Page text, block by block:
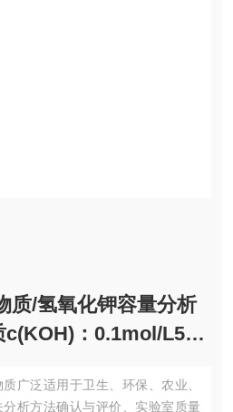
质/氢氧化钾容量分析
：0.1mol/L500
广泛适用于卫生、环保、农业、
析方法确认与评价、实验室质量